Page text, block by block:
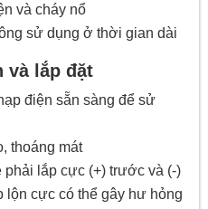
và cháy nổ
sử dụng ở thời gian dài
và lắp đặt
điện sẵn sàng để sử
thoáng mát
phải lắp cực (+) trước và (-)
lộn cực có thể gây hư hỏng